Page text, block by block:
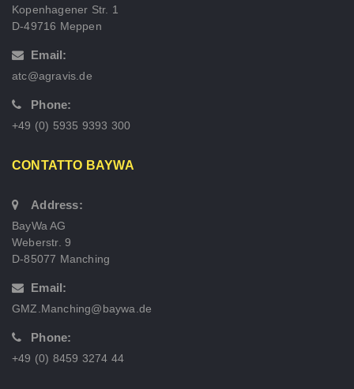
Kopenhagener Str. 1
D-49716 Meppen
Email:
atc@agravis.de
Phone:
+49 (0) 5935 9393 300
CONTATTO BAYWA
Address:
BayWa AG
Weberstr. 9
D-85077 Manching
Email:
GMZ.Manching@baywa.de
Phone:
+49 (0) 8459 3274 44